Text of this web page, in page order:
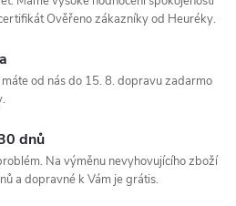
Ověřeno zákazníky od Heuréky.
od nás do 15. 8. dopravu zadarmo
dnů
Na výměnu nevyhovujícího zboží
a dopravné k Vám je grátis.